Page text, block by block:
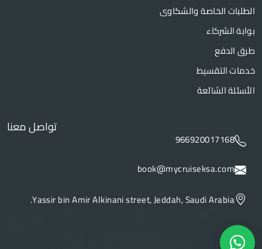
الطلبات الخاصة والشكاوى
بوابة الشركاء
طرق الدفع
خدمات التقسيط
الأسئلة الشائعة
تواصل معنا
966920017168
book@mycruiseksa.com
Yassir bin Amir Alkinani street, Jeddah, Saudi Arabia.